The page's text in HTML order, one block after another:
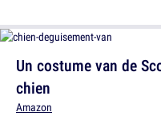
Un costume van de
chien
Amazon